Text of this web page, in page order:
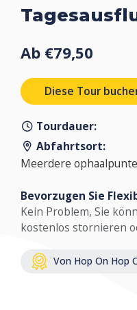
Ab €79,50
Diese Tour
Tourdauer:
Abfahrtsort:
Meerdere
Bevorzugen Sie
Kein Problem, Sie
kostenlos stornieren
Von Hop On Hop